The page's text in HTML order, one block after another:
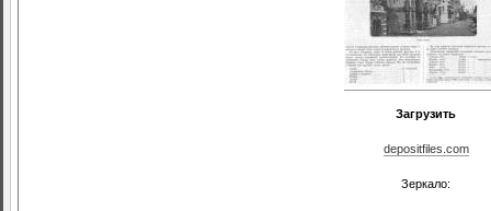
Загрузить
depositfiles.com
Зеркало: